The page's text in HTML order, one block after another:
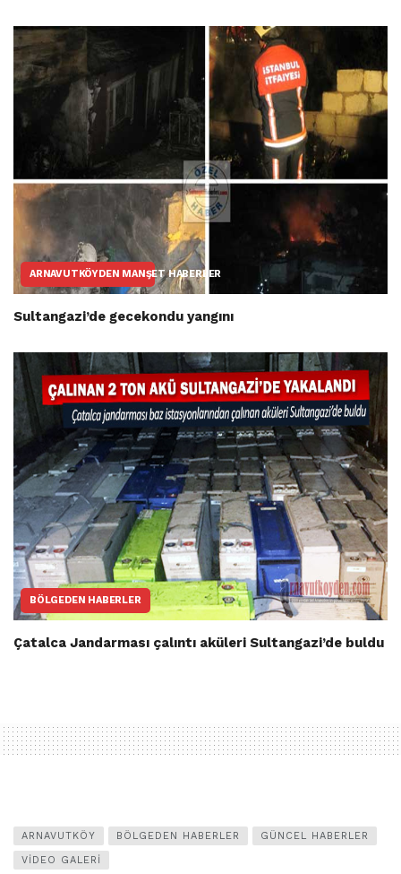
ARNAVUTKÖYDEN MANŞET HABERLER
Sultangazi’de gecekondu yangını
BÖLGEDEN HABERLER
Çatalca Jandarması çalıntı aküleri Sultangazi’de buldu
ARNAVUTKÖY BÖLGEDEN HABERLER GÜNCEL HABERLER
VIDEO GALERI